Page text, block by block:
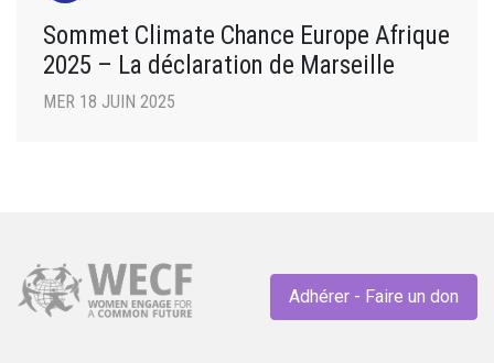
Sommet Climate Chance Europe Afrique
2025 – La déclaration de Marseille
MER 18 JUIN 2025
Adhérer - Faire un don